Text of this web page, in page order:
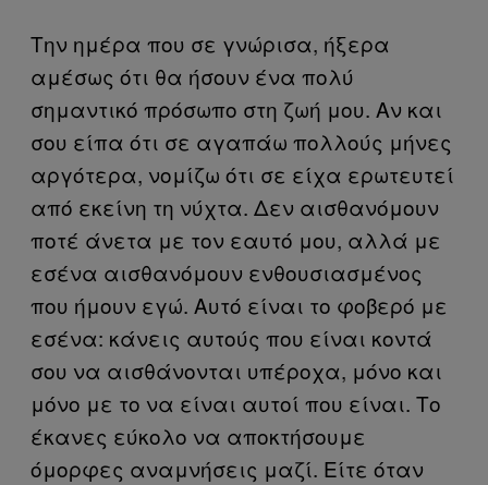
Την ημέρα που σε γνώρισα, ήξερα
αμέσως ότι θα ήσουν ένα πολύ
σημαντικό πρόσωπο στη ζωή μου. Αν και
σου είπα ότι σε αγαπάω πολλούς μήνες
αργότερα, νομίζω ότι σε είχα ερωτευτεί
από εκείνη τη νύχτα. Δεν αισθανόμουν
ποτέ άνετα με τον εαυτό μου, αλλά με
εσένα αισθανόμουν ενθουσιασμένος
που ήμουν εγώ. Αυτό είναι το φοβερό με
εσένα: κάνεις αυτούς που είναι κοντά
σου να αισθάνονται υπέροχα, μόνο και
μόνο με το να είναι αυτοί που είναι. Το
έκανες εύκολο να αποκτήσουμε
όμορφες αναμνήσεις μαζί. Είτε όταν